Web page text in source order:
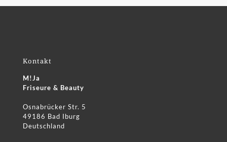
Kontakt
M!Ja
Friseure & Beauty
Osnabrücker Str. 5
49186 Bad Iburg
Deutschland